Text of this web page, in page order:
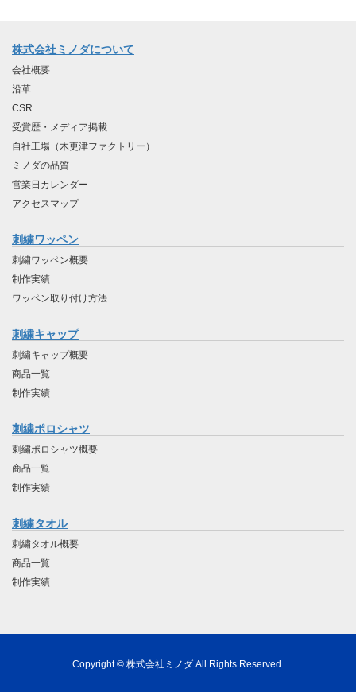
株式会社ミノダについて
会社概要
沿革
CSR
受賞歴・メディア掲載
自社工場（木更津ファクトリー）
ミノダの品質
営業日カレンダー
アクセスマップ
刺繍ワッペン
刺繍ワッペン概要
制作実績
ワッペン取り付け方法
刺繍キャップ
刺繍キャップ概要
商品一覧
制作実績
刺繍ポロシャツ
刺繍ポロシャツ概要
商品一覧
制作実績
刺繍タオル
刺繍タオル概要
商品一覧
制作実績
Copyright © 株式会社ミノダ All Rights Reserved.